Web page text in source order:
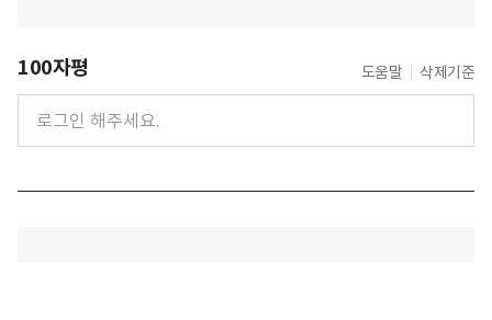
100자평 도움말 삭제기준